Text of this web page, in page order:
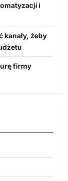
i
kanały, żeby
firmy